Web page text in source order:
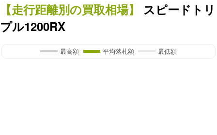
【走行距離別の買取相場】
スピードトリ
プル1200RX
最高額 平均落札額 最低額